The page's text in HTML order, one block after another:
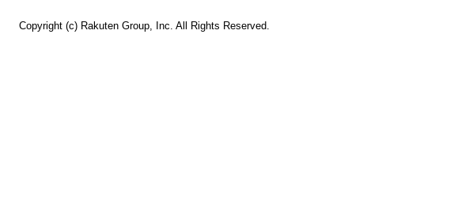
Copyright (c) Rakuten Group, Inc. All Rights Reserved.